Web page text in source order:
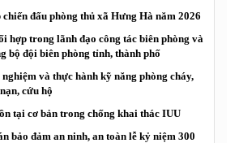
đấu phòng thủ xã Hưng Hà năm 2026
hợp trong lãnh đạo công tác biên phòng và
bộ đội biên phòng tỉnh, thành phố
và thực hành kỹ năng phòng cháy,
cứu hộ
tại cơ bản trong chống khai thác IUU
bảo đảm an ninh, an toàn lễ kỷ niệm 300